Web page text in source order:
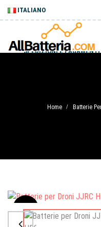
ITALIANO
SPEDIZIONI E PAGAMENTI
Home / Batterie
Sale